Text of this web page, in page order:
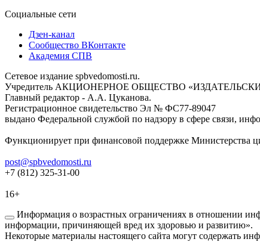
Социальные сети
Дзен-канал
Сообщество ВКонтакте
Академия СПВ
Сетевое издание spbvedomosti.ru.
Учредитель АКЦИОНЕРНОЕ ОБЩЕСТВО
Главный редактор - А.А. Цуканова.
Регистрационное свидетельство Эл № ФС77-89047
выдано Федеральной службой по надзору в сфере связи,
Функционирует при финансовой поддержке Министерства
post@spbvedomosti.ru
+7 (812) 325-31-00
16+
Информация о возрастных ограничениях в отношении
информации, причиняющей вред их здоровью и развитию».
Некоторые материалы настоящего сайта могут содержать